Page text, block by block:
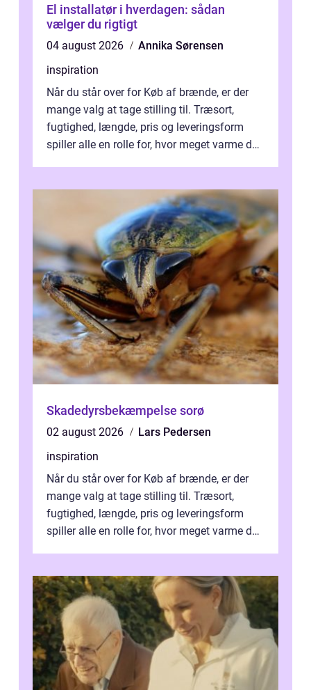
El installatør i hverdagen: sådan
vælger du rigtigt
04 august 2026
Annika Sørensen
inspiration
Når du står over for Køb af brænde, er der
mange valg at tage stilling til. Træsort,
fugtighed, længde, pris og leveringsform
spiller alle en rolle for, hvor meget varme du
Skadedyrsbekæmpelse sorø
02 august 2026
Lars Pedersen
inspiration
Når du står over for Køb af brænde, er der
mange valg at tage stilling til. Træsort,
fugtighed, længde, pris og leveringsform
spiller alle en rolle for, hvor meget varme du